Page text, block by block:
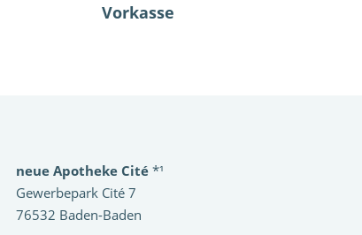
Vorkasse
neue Apotheke Cité *¹
Gewerbepark Cité 7
76532 Baden-Baden